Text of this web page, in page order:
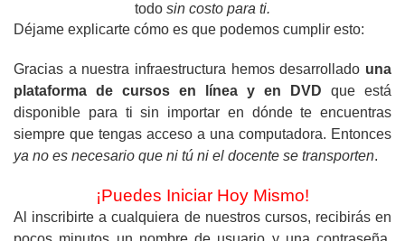
todo sin costo para ti.
Déjame explicarte cómo es que podemos cumplir esto:
Gracias a nuestra infraestructura hemos desarrollado una
plataforma de cursos en línea y en DVD que está
disponible para ti sin importar en dónde te encuentras
siempre que tengas acceso a una computadora. Entonces
ya no es necesario que ni tú ni el docente se transporten.
¡Puedes Iniciar Hoy Mismo!
Al inscribirte a cualquiera de nuestros cursos, recibirás en